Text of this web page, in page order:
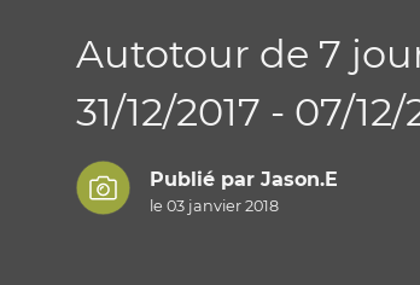
Autotour de 7
31/12/2017 - 07/12/
Publié par Jason.E
le 03 janvier 2018